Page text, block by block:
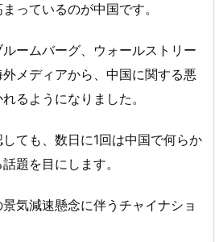
っているのが中国です。
ームバーグ、ウォールストリー
メディアから、中国に関する悪
るようになりました。
ても、数日に1回は中国で何らか
題を目にします。
気減速懸念に伴うチャイナショ